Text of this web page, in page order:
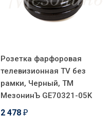
Розетка фарфоровая
телевизионная TV без
рамки, Черный, ТМ
МезонинЪ GE70321-05K
2 478 ₽